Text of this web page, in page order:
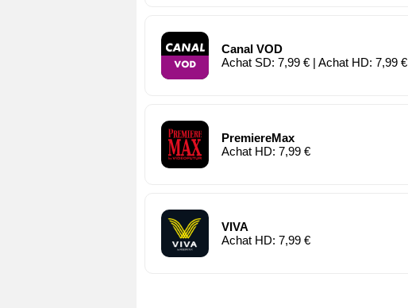
Canal VOD
Achat SD: 7,99 € | Achat HD: 7,99 €
PremiereMax
Achat HD: 7,99 €
VIVA
Achat HD: 7,99 €